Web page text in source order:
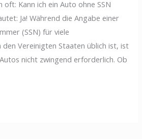
Kann ich ein Auto ohne SSN
Ja! Während die Angabe einer
(SSN) für viele
den Vereinigten Staaten üblich ist, ist
nicht zwingend erforderlich. Ob